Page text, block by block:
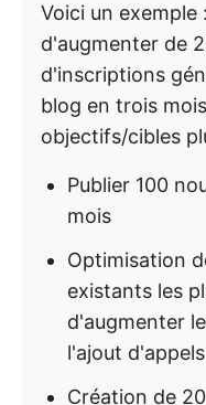
Voici un
d'augmenter de
d'inscriptions
blog en trois
objectifs/cibles
Publier 100
mois
Optimisation
existants les
d'augmenter
l'ajout
Création de